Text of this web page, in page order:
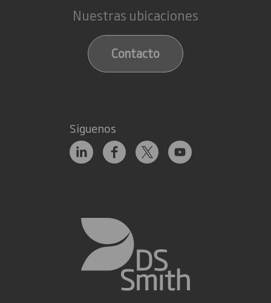
Nuestras ubicaciones
Contacto
Siguenos